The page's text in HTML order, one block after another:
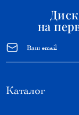
на
Каталог